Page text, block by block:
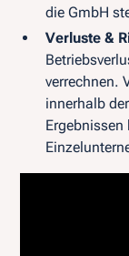
die GmbH
Verluste &
verrechnen.
innerhalb